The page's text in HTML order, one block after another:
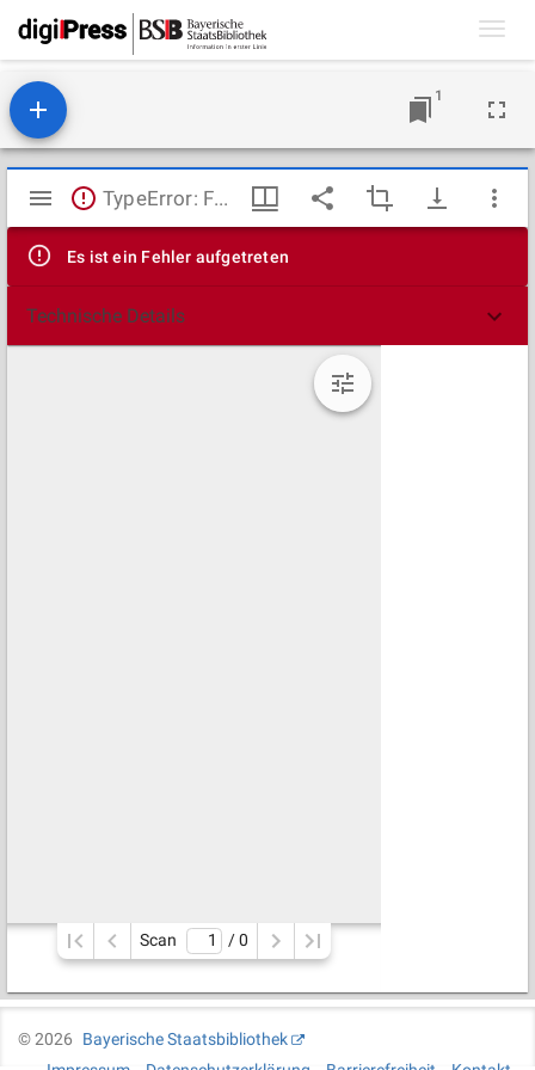
1
Mirador
Viewer
TypeError: Failed to fetch
Es ist ein Fehler aufgetreten
Technische Details
Scan / 0
©2026
Bayerische Staatsbibliothek